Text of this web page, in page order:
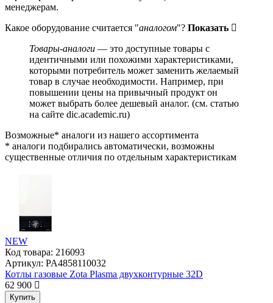
менеджерам.
Какое оборудование считается "аналогом"? Показать
Товары-аналоги — это доступные товары с
идентичными или похожими характеристиками,
которыми потребитель может заменить желаемый
товар в случае необходимости. Например, при
повышении цены на привычный продукт он
может выбрать более дешевый аналог. (см. статью
на сайте dic.academic.ru)
Возможные* аналоги из нашего ассортимента
* аналоги подбирались автоматически, возможны
существенные отличия по отдельным характеристикам
NEW
Код товара: 216093
Артикул: PA4858110032
Котлы газовые Zota Plasma двухконтурные 32D
62 900
Купить